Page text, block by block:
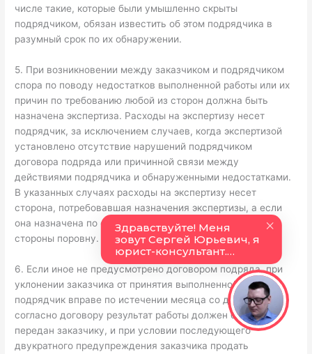
числе такие, которые были умышленно скрыты
подрядчиком, обязан известить об этом подрядчика в
разумный срок по их обнаружении.
5. При возникновении между заказчиком и подрядчиком
спора по поводу недостатков выполненной работы или их
причин по требованию любой из сторон должна быть
назначена экспертиза. Расходы на экспертизу несет
подрядчик, за исключением случаев, когда экспертизой
установлено отсутствие нарушений подрядчиком
договора подряда или причинной связи между
действиями подрядчика и обнаруженными недостатками.
В указанных случаях расходы на экспертизу несет
сторона, потребовавшая назначения экспертизы, а если
она назначена по соглашению между сторонами, обе
стороны поровну.
6. Если иное не предусмотрено договором подряда, при
уклонении заказчика от принятия выполненной работы
подрядчик вправе по истечении месяца со дня, когда
согласно договору результат работы должен был быть
передан заказчику, и при условии последующего
двукратного предупреждения заказчика продать